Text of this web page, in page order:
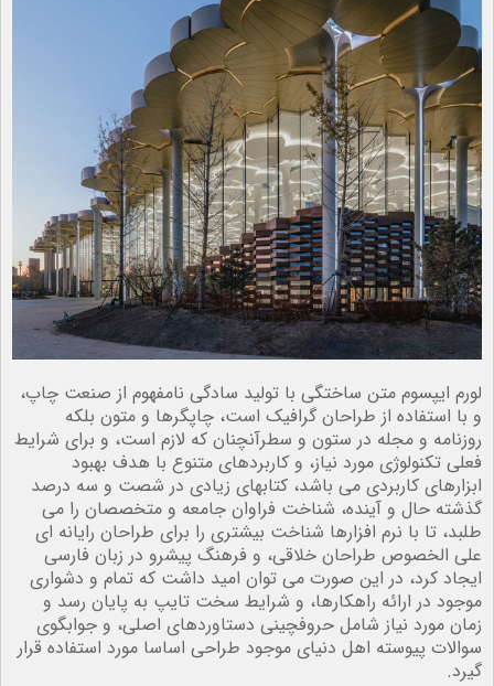
لورم ایپسوم متن ساختگی با تولید سادگی نامفهوم از صنعت چاپ،
و با استفاده از طراحان گرافیک است، چاپگرها و متون بلکه
روزنامه و مجله در ستون و سطرآنچنان که لازم است، و برای شرایط
فعلی تکنولوژی مورد نیاز، و کاربردهای متنوع با هدف بهبود
ابزارهای کاربردی می باشد، کتابهای زیادی در شصت و سه درصد
گذشته حال و آینده، شناخت فراوان جامعه و متخصصان را می
طلبد، تا با نرم افزارها شناخت بیشتری را برای طراحان رایانه ای
علی الخصوص طراحان خلاقی، و فرهنگ پیشرو در زبان فارسی
ایجاد کرد، در این صورت می توان امید داشت که تمام و دشواری
موجود در ارائه راهکارها، و شرایط سخت تایپ به پایان رسد و
زمان مورد نیاز شامل حروفچینی دستاوردهای اصلی، و جوابگوی
سوالات پیوسته اهل دنیای موجود طراحی اساسا مورد استفاده قرار
گیرد.